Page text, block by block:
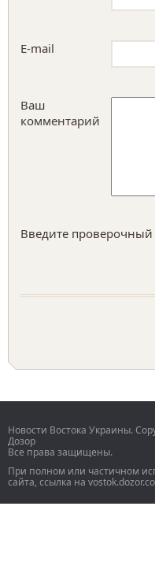
E-mail
Ваш
комментарий
Введите
Новости Востока Украины.
Дозор
Все права защищены.
При полном или частичном
сайта, ссылка на